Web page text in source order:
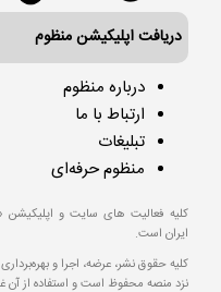
دریافت اپلیکیشن منظوم
درباره منظوم
ارتباط با ما
تبلیغات
منظوم حرفه‌ای
کلیه فعالیت های سایت و اپلیکیشن
ایران است.
کلیه حقوق نشر، عرضه، اجرا و
نزد منصه محفوظ است و استفاده از آن